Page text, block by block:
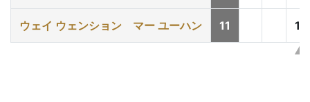
ウェイ ウェンション マー ユーハン 11 1